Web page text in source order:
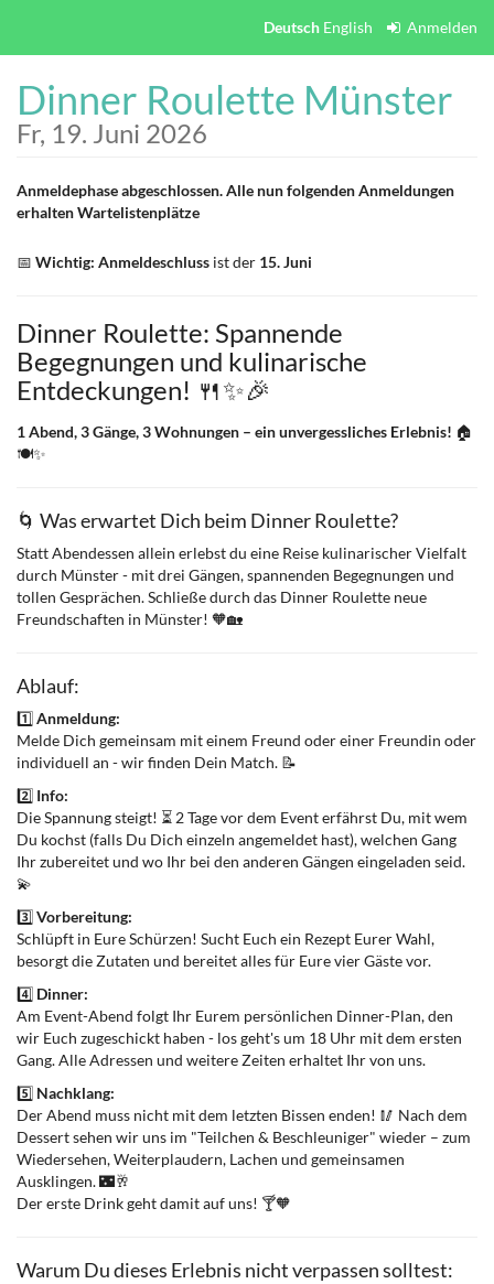
springen
Deutsch English Anmelden
Dinner Roulette Münster
Fr, 19. Juni 2026
Anmeldephase abgeschlossen. Alle nun folgenden Anmeldungen
erhalten Wartelistenplätze
📅 Wichtig: Anmeldeschluss ist der 15. Juni
Dinner Roulette: Spannende
Begegnungen und kulinarische
Entdeckungen! 🍴✨🎉
1 Abend, 3 Gänge, 3 Wohnungen – ein unvergessliches Erlebnis! 🏠
🍽️✨
🌀 Was erwartet Dich beim Dinner Roulette?
Statt Abendessen allein erlebst du eine Reise kulinarischer Vielfalt
durch Münster - mit drei Gängen, spannenden Begegnungen und
tollen Gesprächen. Schließe durch das Dinner Roulette neue
Freundschaften in Münster! 🧡🏡
Ablauf:
1️⃣ Anmeldung:
Melde Dich gemeinsam mit einem Freund oder einer Freundin oder
individuell an - wir finden Dein Match. 📝
2️⃣ Info:
Die Spannung steigt! ⏳ 2 Tage vor dem Event erfährst Du, mit wem
Du kochst (falls Du Dich einzeln angemeldet hast), welchen Gang
Ihr zubereitet und wo Ihr bei den anderen Gängen eingeladen seid.
💫
3️⃣ Vorbereitung:
Schlüpft in Eure Schürzen! Sucht Euch ein Rezept Eurer Wahl,
besorgt die Zutaten und bereitet alles für Eure vier Gäste vor.
4️⃣ Dinner:
Am Event-Abend folgt Ihr Eurem persönlichen Dinner-Plan, den
wir Euch zugeschickt haben - los geht's um 18 Uhr mit dem ersten
Gang. Alle Adressen und weitere Zeiten erhaltet Ihr von uns.
5️⃣ Nachklang:
Der Abend muss nicht mit dem letzten Bissen enden! 🥢 Nach dem
Dessert sehen wir uns im "Teilchen & Beschleuniger" wieder – zum
Wiedersehen, Weiterplaudern, Lachen und gemeinsamen
Ausklingen. 🌃🥂
Der erste Drink geht damit auf uns! 🍸🧡
Warum Du dieses Erlebnis nicht verpassen solltest: